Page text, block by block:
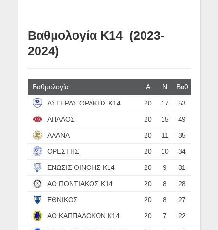
Βαθμολογία Κ14 (2023-
2024)
Βαθμολογία Α N Βαθ
ΑΣΤΕΡΑΣ ΘΡΑΚΗΣ Κ14 20 17 53
ΑΠΑΛΟΣ 20 15 49
ΑΛΑΝΑ 20 11 35
ΟΡΕΣΤΗΣ 20 10 34
ΕΝΩΣΙΣ ΟΙΝΟΗΣ Κ14 20 9 31
ΑΟ ΠΟΝΤΙΑΚΟΣ Κ14 20 8 28
ΕΘΝΙΚΟΣ 20 8 27
ΑΟ ΚΑΠΠΑΔΟΚΩΝ Κ14 20 7 22